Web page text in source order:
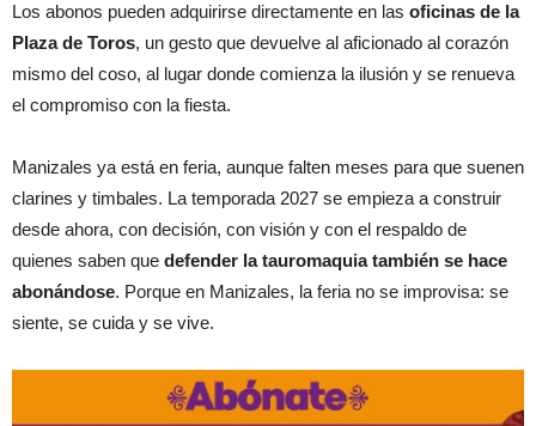
Los abonos pueden adquirirse directamente en las oficinas de la
Plaza de Toros, un gesto que devuelve al aficionado al corazón
mismo del coso, al lugar donde comienza la ilusión y se renueva
el compromiso con la fiesta.
Manizales ya está en feria, aunque falten meses para que suenen
clarines y timbales. La temporada 2027 se empieza a construir
desde ahora, con decisión, con visión y con el respaldo de
quienes saben que defender la tauromaquia también se hace
abonándose. Porque en Manizales, la feria no se improvisa: se
siente, se cuida y se vive.